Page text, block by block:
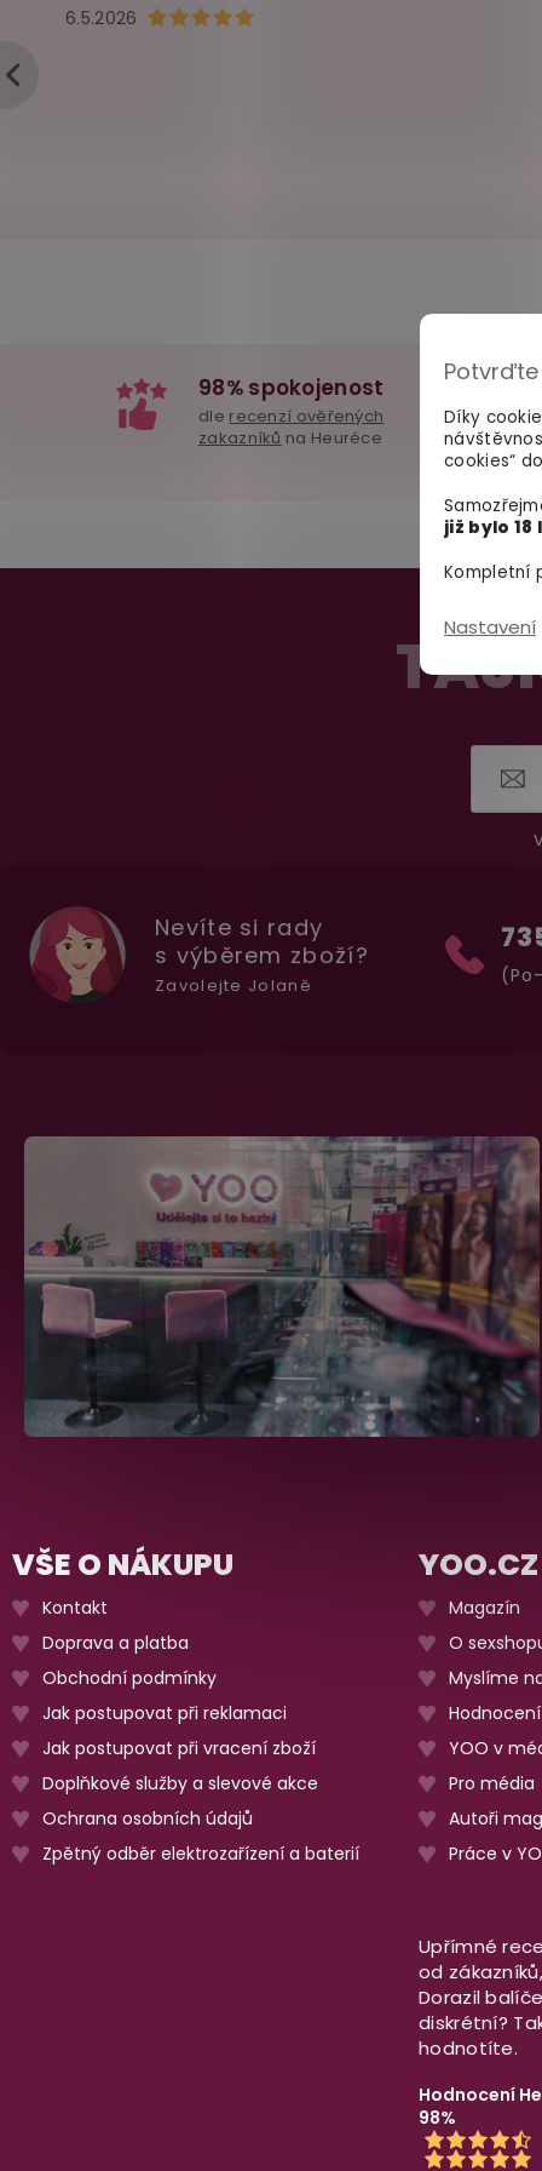
Díky
cookies“
již bylo 18
Kompletní
Nastavení
Hodnocení obchodu je 5 z 5 hvězdiček.
6.5.2026
98% spokojenost
dle recenzí ověřených
zakazníků na Heuréce
Nevíte si rady
s výběrem zboží?
Zavolejte Jolaně
VŠE O NÁKUPU
Kontakt
Doprava a platba
Obchodní podmínky
Jak postupovat při reklamaci
Jak postupovat při vracení zboží
Doplňkové služby a slevové akce
Ochrana osobních údajů
Zpětný odběr elektrozařízení a baterií
YOO.CZ
Magazín
O
Myslíme
YOO v
Pro média
Autoři
Práce v
Upřímné
od
Dorazil
diskrétní?
hodnotíte.
Hodnocení
98%